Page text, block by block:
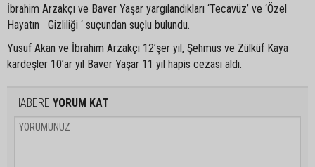
İbrahim Arzakçı ve Baver Yaşar yargılandıkları ‘Tecavüz’ ve ‘Özel
Hayatın Gizliliği ‘ suçundan suçlu bulundu.
Yusuf Akan ve İbrahim Arzakçı 12’şer yıl, Şehmus ve Zülküf Kaya
kardeşler 10’ar yıl Baver Yaşar 11 yıl hapis cezası aldı.
HABERE YORUM KAT